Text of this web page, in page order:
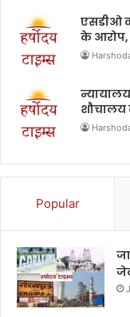
एसडीओ
के आरोप,
शौचालय
Popular